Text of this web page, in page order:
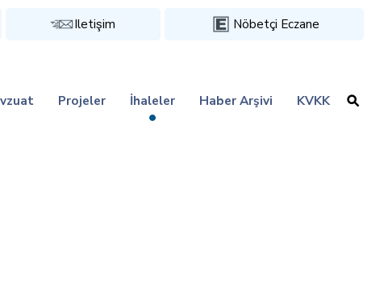
Iletişim Nöbetçi Eczane
Projeler İhaleler Haber Arşivi KVKK